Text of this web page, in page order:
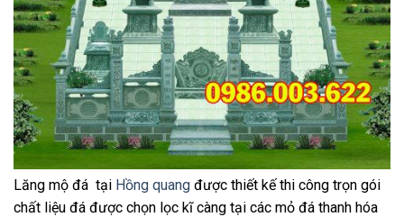
Lăng mộ đá tại Hồng quang được thiết kế thi công trọn gói
chất liệu đá được chọn lọc kĩ càng tại các mỏ đá thanh hóa